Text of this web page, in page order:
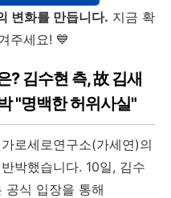
변화를 만듭니다. 지금 확
주세요! 💙
? 김수현 측, 故 김새
"명백한 허위사실"
로세로연구소(가세연)의
박했습니다. 10일, 김수
공식 입장을 통해